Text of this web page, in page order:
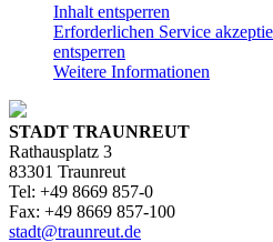
Inhalt entsperren
Erforderlichen Service
entsperren
Weitere Informationen
STADT TRAUNREUT
Rathausplatz 3
83301 Traunreut
Tel: +49 8669 857-0
Fax: +49 8669 857-100
stadt@traunreut.de